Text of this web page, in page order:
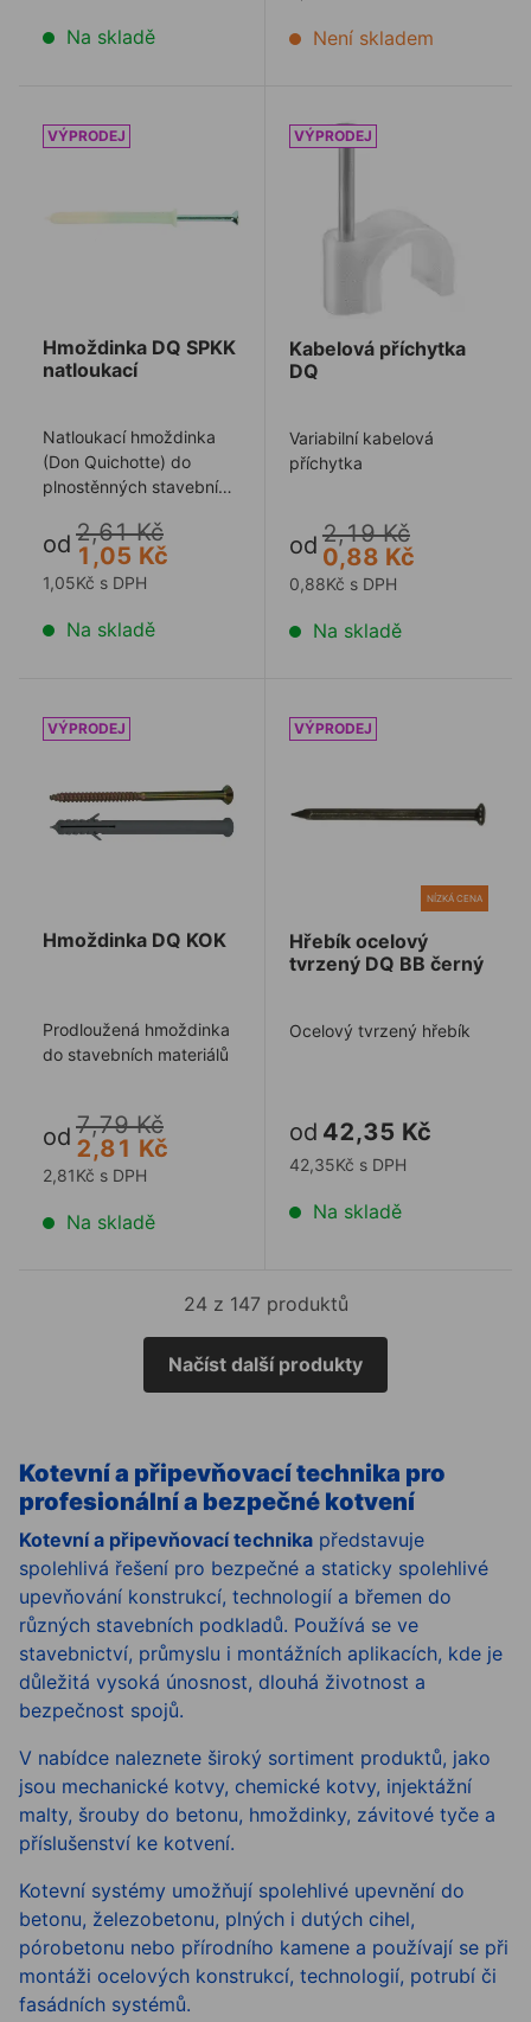
Kotevní a připevňovací technika pro
profesionální a bezpečné kotvení
Kotevní​ a připevňovací technika představuje
spolehlivá řešení pro bezpečné a staticky spolehlivé
upevňování konstrukcí, technologií a břemen do
různých stavebních podkladů. Používá se ve
stavebnictví, průmyslu i montážních aplikacích, kde je
důležitá vysoká únosnost, dlouhá životnost a
bezpečnost spojů.
V nabídce naleznete široký sortiment produktů, jako
jsou mechanické kotvy, chemické kotvy, injektážní
malty, šrouby do betonu, hmoždinky, závitové tyče a
příslušenství ke kotvení.
Kotevní systémy umožňují spolehlivé upevnění do
betonu, železobetonu, plných i dutých cihel,
pórobetonu nebo přírodního kamene a používají se při
montáži ocelových konstrukcí, technologií, potrubí či
fasádních systémů.
Na skladě Není skladem
Hmoždinka DQ SPKK natloukací
Hmoždinka DQ SPKK
natloukací
Natloukací hmoždinka
(Don Quichotte) do
plnostěnných stavebních
hlavou trnu a ...
od 2,61 Kč
1,05 Kč
1,05Kč s DPH
Na skladě
Kabelová příchytka DQ
Kabelová příchytka
DQ
Variabilní kabelová
příchytka
od 2,19 Kč
0,88 Kč
0,88Kč s DPH
Na skladě
Hmoždinka DQ KOK
Hmoždinka DQ KOK
Prodloužená hmoždinka
do stavebních materiálů
od 7,79 Kč
2,81 Kč
2,81Kč s DPH
Na skladě
Hřebík ocelový tvrzený
NÍZKÁ CENA
Hřebík ocelový
tvrzený DQ BB černý
Ocelový tvrzený hřebík
od 42,35 Kč
42,35Kč s DPH
Na skladě
24 z 147 produktů
Načíst další produkty